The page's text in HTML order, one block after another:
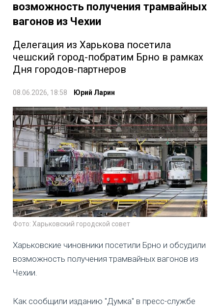
возможность получения трамвайных
вагонов из Чехии
Делегация из Харькова посетила
чешский город-побратим Брно в рамках
Дня городов-партнеров
08.06.2026, 18:58 Юрий Ларин
Фото: Харьковский городской совет
Харьковские чиновники посетили Брно и обсудили
возможность получения трамвайных вагонов из
Чехии.
Как сообщили изданию "Думка" в пресс-службе